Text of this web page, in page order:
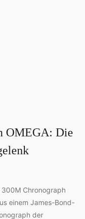
OMEGA: Die
300M Chronograph
einem James-Bond-
der